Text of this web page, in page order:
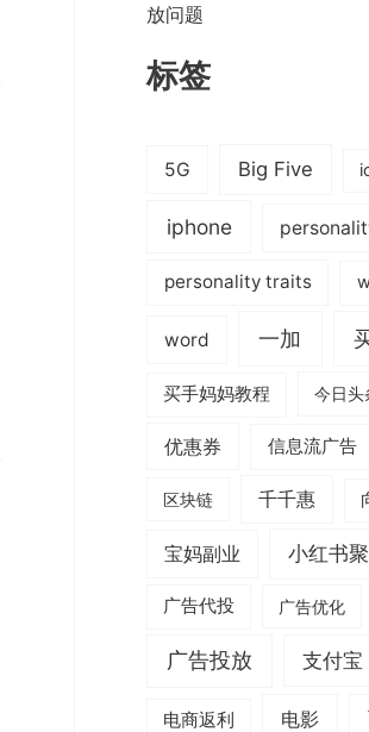
放问题
标签
5G Big Five
iphone
personality traits
word 一加
买手妈妈教程 今日头
优惠券 信息流广告
区块链 千千惠
宝妈副业 小红书
广告代投 广告优化
广告投放 支付宝
电商返利 电影